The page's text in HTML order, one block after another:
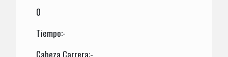
0
Tiempo:-
Cabeza Carrera:-